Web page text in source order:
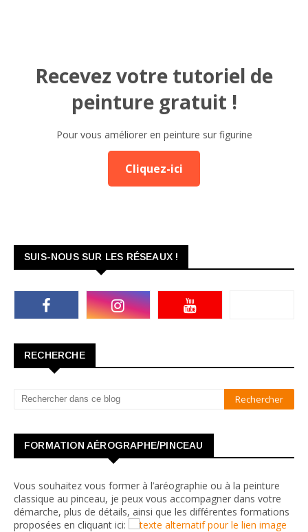
Recevez votre tutoriel de
peinture gratuit !
Pour vous améliorer en peinture sur figurine
Cliquez-ici
SUIS-NOUS SUR LES RÉSEAUX !
RECHERCHE
FORMATION AÉROGRAPHE/PINCEAU
Vous souhaitez vous former à l’aréographie ou à la peinture
classique au pinceau, je peux vous accompagner dans votre
démarche, plus de détails, ainsi que les différentes formations
proposées en cliquant ici: